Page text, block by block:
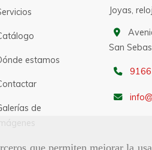
que permiten mejorar la
estamos
de
Joyas,
San
info